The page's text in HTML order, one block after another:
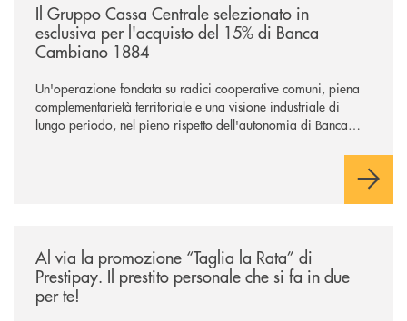
Il Gruppo Cassa Centrale selezionato in
esclusiva per l'acquisto del 15% di Banca
Cambiano 1884
Un'operazione fondata su radici cooperative comuni, piena
complementarietà territoriale e una visione industriale di
lungo periodo, nel pieno rispetto dell'autonomia di Banca
negoziazione esclusiva per la finalizzazione dell’operazione.
Al via la promozione “Taglia la Rata” di
Prestipay. Il prestito personale che si fa in due
per te!